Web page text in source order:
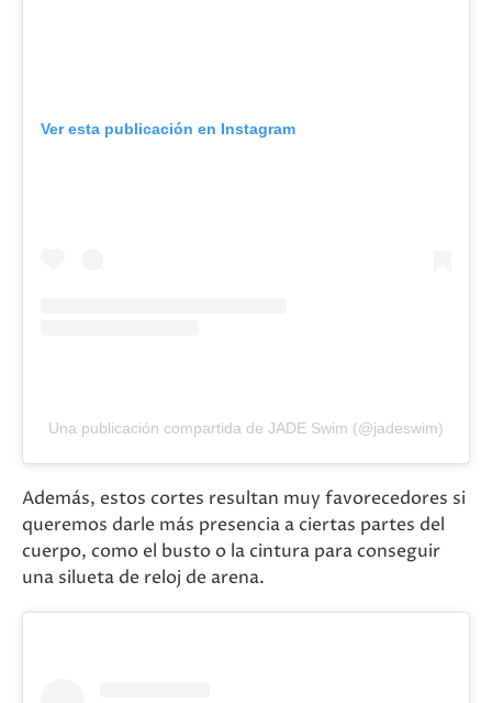
Ver esta publicación en Instagram
Una publicación compartida de JADE Swim (@jadeswim)
Además, estos cortes resultan muy favorecedores si
queremos darle más presencia a ciertas partes del
cuerpo, como el busto o la cintura para conseguir
una silueta de reloj de arena.